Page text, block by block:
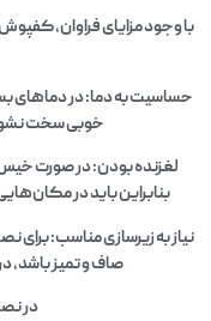
با وجود مزایای فراوان،
حساسیت به دما: در دماهای
خوبی سخت
لغزنده بودن: در صورت
بنابراین باید در
نیاز به زیرسازی مناسب:
صاف و تمیز
در